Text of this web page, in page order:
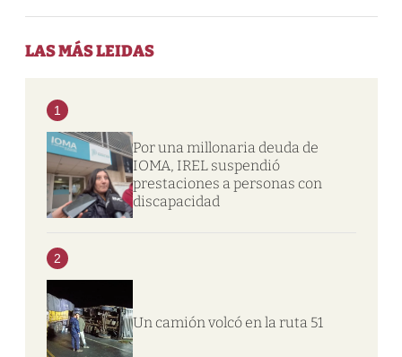
LAS MÁS LEIDAS
1
Por una millonaria deuda de
IOMA, IREL suspendió
prestaciones a personas con
discapacidad
2
Un camión volcó en la ruta 51